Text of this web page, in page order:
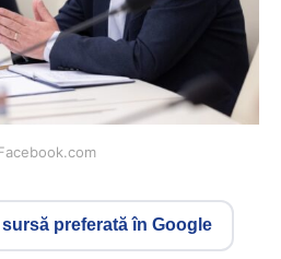
preferată în Google